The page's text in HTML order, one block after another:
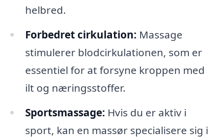
helbred.
Forbedret cirkulation: Massage
stimulerer blodcirkulationen, som er
essentiel for at forsyne kroppen med
ilt og næringsstoffer.
Sportsmassage: Hvis du er aktiv i
sport, kan en massør specialisere sig i